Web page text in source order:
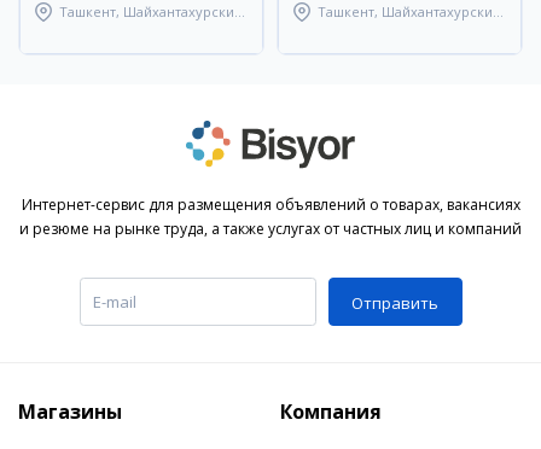
Ташкент, Шайхантахурский
Ташкент, Шайхантахурский
Интернет-сервис для размещения объявлений о товарах, вакансиях
и резюме на рынке труда, а также услугах от частных лиц и компаний
Отправить
Магазины Компания